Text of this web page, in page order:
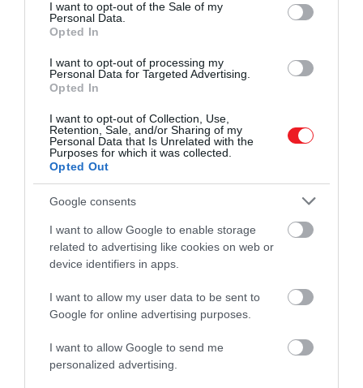
I want to opt-out of the Sale of my
Personal Data.
Opted In
I want to opt-out of processing my
Personal Data for Targeted Advertising.
Opted In
I want to opt-out of Collection, Use,
Retention, Sale, and/or Sharing of my
Personal Data that Is Unrelated with the
Purposes for which it was collected.
Opted Out
Google consents
I want to allow Google to enable storage
related to advertising like cookies on web or
device identifiers in apps.
I want to allow my user data to be sent to
Google for online advertising purposes.
I want to allow Google to send me
personalized advertising.
történetté alakult
Dickensrőlis. Az írót egész pályáján érdekelte a
városok árnyékosabb oldala, a
kiszolgáltatottság
és azok az emberek, akiket a
társadalom gyakran látni sem akart. A párizsi
hullaházban egyszerre találkozott a valóság nyers
fizikai jelenlétével és a tömeg képzeletével.
amellyel London utcáit, börtöneit,
szegénynegyedeit és elhagyott gyerekeit is
szemlélte.
Figyelmedbe ajánljuk!
Felesége évtizedekig szolgálta Tolsztojt,
később naplójában tálalt ki az íróról